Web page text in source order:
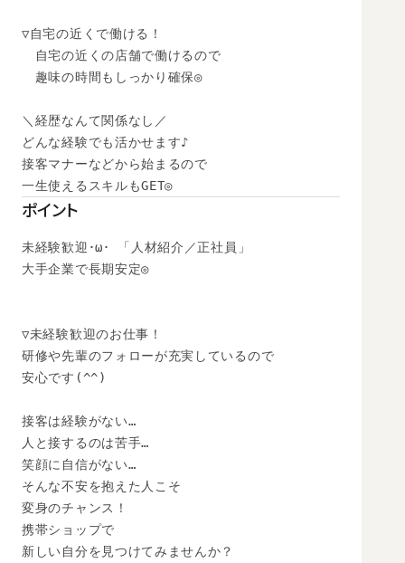
▽自宅の近くで働ける！
自宅の近くの店舗で働けるので
趣味の時間もしっかり確保◎
＼経歴なんて関係なし／
どんな経験でも活かせます♪
接客マナーなどから始まるので
一生使えるスキルもGET◎
ポイント
未経験歓迎･ω･ 「人材紹介／正社員」
大手企業で長期安定◎
▽未経験歓迎のお仕事！
研修や先輩のフォローが充実しているので
安心です(^^)
接客は経験がない…
人と接するのは苦手…
笑顔に自信がない…
そんな不安を抱えた人こそ
変身のチャンス！
携帯ショップで
新しい自分を見つけてみませんか？